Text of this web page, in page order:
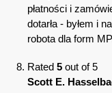
płatności i
dotarła - byłem i
robota dla form
Rated 5 out of 5
Scott E.